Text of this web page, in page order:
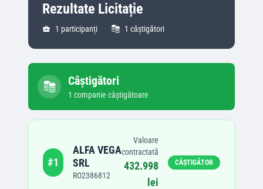
Rezultate Licitație
1 participanți 1 câștigători
Câștigători
1 companie câștigătoare
#1
ALFA VEGA
SRL
RO2386812
Valoare
contractată
432.998
lei
CÂȘTIGĂTOR